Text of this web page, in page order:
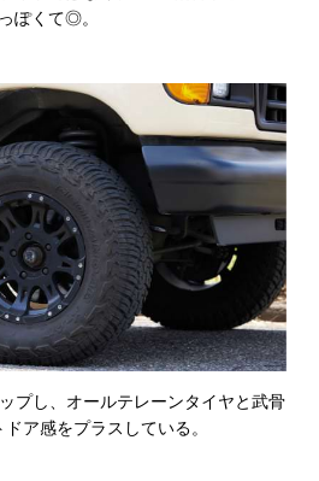
ぽくて◎。
プし、オールテレーンタイヤと武骨
ア感をプラスしている。